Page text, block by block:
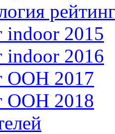
indoor 2015
indoor 2016
OOH 2017
OOH 2018